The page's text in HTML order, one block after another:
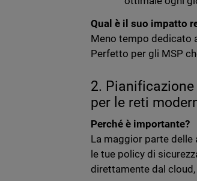
Qual è il suo impatto
Meno tempo dedicato
Perfetto per gli MSP
2.
per le reti
Perché è importante?
La maggior parte delle
le tue policy di
direttamente dal